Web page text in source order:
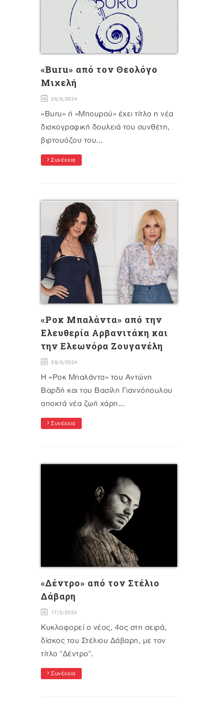
«Buru» από τον Θεολόγο
Μιχελή
26/6/2024
«Buru» ή «Μπουρού» έχει τίτλο η νέα
δισκογραφική δουλειά του συνθέτη,
βιρτουόζου του...
Συνέχεια
«Ροκ Μπαλάντα» από την
Ελευθερία Αρβανιτάκη και
την Ελεωνόρα Ζουγανέλη
28/5/2024
H «Ροκ Μπαλάντα» του Αντώνη
Βαρδή και του Βασίλη Γιαννόπουλου
αποκτά νέα ζωή χάρη...
Συνέχεια
«Δέντρο» από τον Στέλιο
Δάβαρη
17/5/2024
Κυκλοφορεί ο νέος, 4ος στη σειρά,
δίσκος του Στέλιου Δάβαρη, με τον
τίτλο "Δέντρο".
Συνέχεια